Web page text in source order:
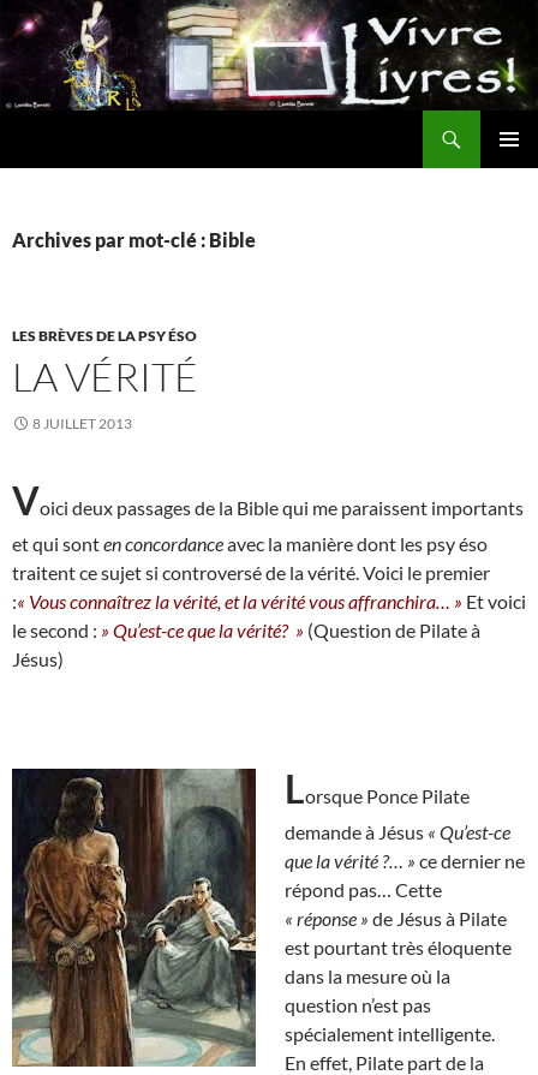
Aller
au
contenu
Archives par mot-clé : Bible
LES BRÈVES DE LA PSY ÉSO
LA VÉRITÉ
8 JUILLET 2013
Voici deux passages de la Bible qui me paraissent importants
et qui sonten concordanceavec la manière dont les psy éso
traitent ce sujet si controversé de la vérité. Voici le premier
:« Vous connaîtrez la vérité, et la vérité vous affranchira… » Et voici
le second : » Qu’est-ce que la vérité? » (Question de Pilate à
Jésus)
Lorsque Ponce Pilate
demande à Jésus « Qu’est-ce
que la vérité ?… » ce dernier ne
répond pas… Cette
« réponse » de Jésus à Pilate
est pourtant très éloquente
dans la mesure où la
question n’est pas
spécialement intelligente.
En effet, Pilate part de la